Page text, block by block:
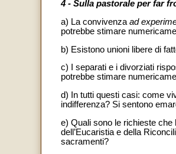
4 - Sulla pastorale per far
a) La convivenza ad
potrebbe stimare
b) Esistono unioni libere di
c) I separati e i divorziati
potrebbe stimare
d) In tutti questi casi: come
indifferenza? Si sentono
e) Quali sono le richieste
dell’Eucaristia e della
sacramenti?